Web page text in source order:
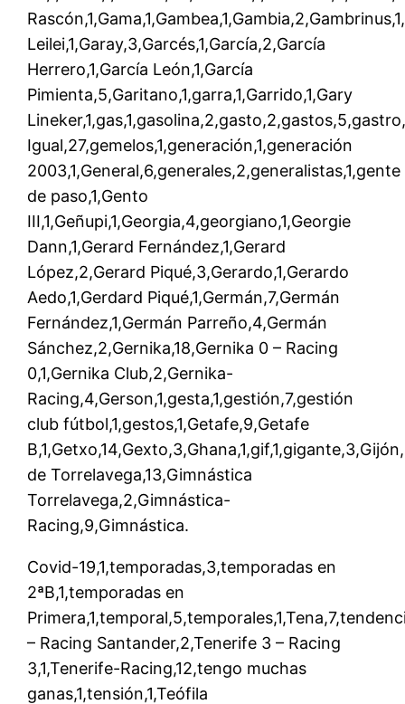
Leilei,1,Garay,3,Garcés,1,García,2,García
Herrero,1,García León,1,García
Pimienta,5,Garitano,1,garra,1,Garrido,1,Gary
Igual,27,gemelos,1,generación,1,generación
2003,1,General,6,generales,2,generalistas,1,gente
de paso,1,Gento
III,1,Geñupi,1,Georgia,4,georgiano,1,Georgie
Dann,1,Gerard Fernández,1,Gerard
López,2,Gerard Piqué,3,Gerardo,1,Gerardo
Aedo,1,Gerdard Piqué,1,Germán,7,Germán
Fernández,1,Germán Parreño,4,Germán
Sánchez,2,Gernika,18,Gernika 0 – Racing
0,1,Gernika Club,2,Gernika-
Racing,4,Gerson,1,gesta,1,gestión,7,gestión
club fútbol,1,gestos,1,Getafe,9,Getafe
de Torrelavega,13,Gimnástica
Torrelavega,2,Gimnástica-
Racing,9,Gimnástica.
Covid-19,1,temporadas,3,temporadas en
2ªB,1,temporadas en
– Racing Santander,2,Tenerife 3 – Racing
3,1,Tenerife-Racing,12,tengo muchas
ganas,1,tensión,1,Teófila